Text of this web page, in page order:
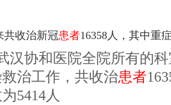
共收治新冠患者16358人，其中重
汉协和医院全院所有的
治工作，共收治患者
5414人